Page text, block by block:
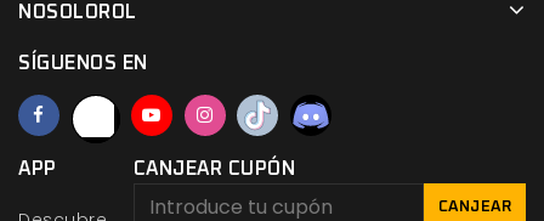
NOSOLOROL
SÍGUENOS EN
APP CANJEAR CUPÓN
CANJEAR